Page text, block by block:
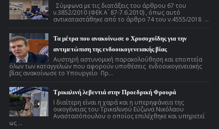
Σύμφωνα με τις διατάξεις του άρθρου 67 του
ν.3852/2010 (ΦΕΚ Α ́ 87-7.6.2010) , όπως αυτό
αντικαταστάθηκε από το άρθρο 74 του ν.4555/2018 ...
Τα μέτρα που ανακοίνωσε ο Χρυσοχοΐδης για την
αντιμετώπιση της ενδοοικογενειακής βίας
Αυστηρή αστυνομική παρακολούθηση και εποπτεία
όλων των καταγγελιών που αφορούν υποθέσεις ενδοοικογενειακής
βίας ανακοίνωσε το Υπουργείο Πρ...
Τρικαλινή λεβεντιά στην Προεδρική Φρουρά
Ι διαίτερη είναι η χαρά και η υπερηφάνεια της
οικογένειας του Τρικαλινού Εύζωνα Νικόλαου
Αναστασόπουλου ο οποίος επιλέχθηκε και υπηρετεί
ως ...